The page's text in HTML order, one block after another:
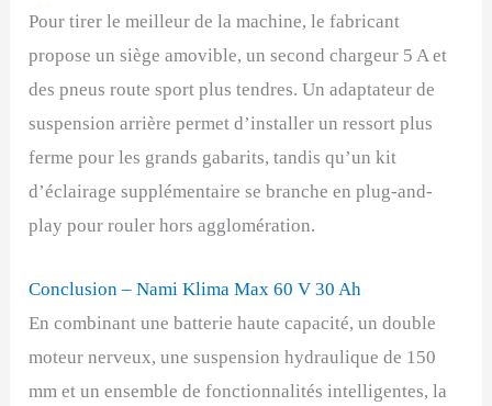
Pour tirer le meilleur de la machine, le fabricant
propose un siège amovible, un second chargeur 5 A et
des pneus route sport plus tendres. Un adaptateur de
suspension arrière permet d’installer un ressort plus
ferme pour les grands gabarits, tandis qu’un kit
d’éclairage supplémentaire se branche en plug-and-
play pour rouler hors agglomération.
Conclusion – Nami Klima Max 60 V 30 Ah
En combinant une batterie haute capacité, un double
moteur nerveux, une suspension hydraulique de 150
mm et un ensemble de fonctionnalités intelligentes, la